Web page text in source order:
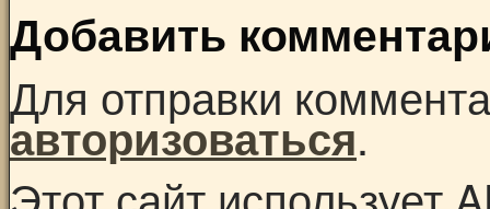
Добавить
Для отправки
авторизоваться.